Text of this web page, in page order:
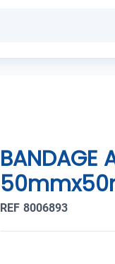
BANDAGE
REF 8006893